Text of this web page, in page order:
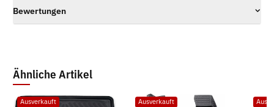
Bewertungen
Ähnliche Artikel
Ausverkauft Ausverkauft